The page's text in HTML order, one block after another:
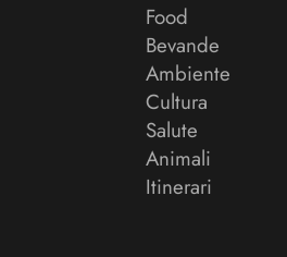
Food
Bevande
Ambiente
Cultura
Salute
Animali
Itinerari